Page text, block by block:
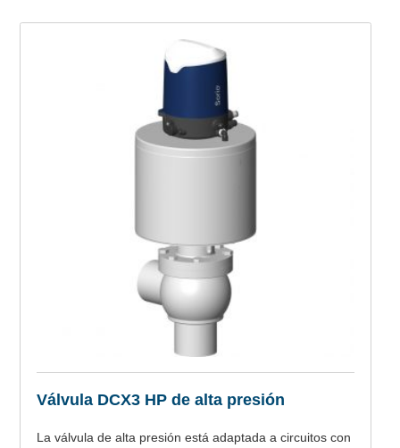
Válvula DCX3 HP de alta presión
La válvula de alta presión está adaptada a circuitos con